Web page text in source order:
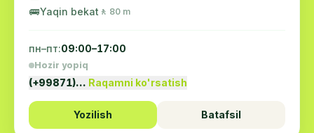
🚌Yaqin bekat 🚶 80 m
пн–пт:09:00–17:00
Hozir yopiq
(+99871)… Raqamni ko'rsatish
Yozilish Batafsil